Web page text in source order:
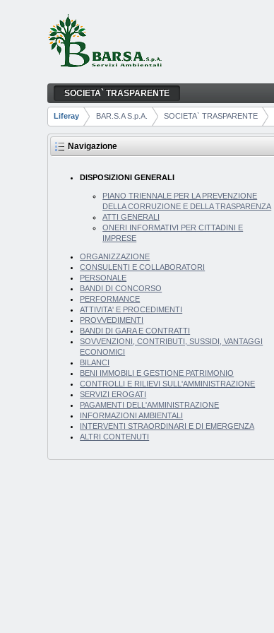
Salta al contenuto
DISPOSIZIONI GENERALI
Navigazione
SOCIETA` TRASPARENTE
Breadcrumb
Liferay BAR.S.A S.p.A. SOCIETA` TRASPARENTE
Navigazione
DISPOSIZIONI GENERALI
PIANO TRIENNALE PER LA PREVENZIONE
DELLA CORRUZIONE E DELLA TRASPARENZA
ATTI GENERALI
ONERI INFORMATIVI PER CITTADINI E
IMPRESE
ORGANIZZAZIONE
CONSULENTI E COLLABORATORI
PERSONALE
BANDI DI CONCORSO
PERFORMANCE
ATTIVITA' E PROCEDIMENTI
PROVVEDIMENTI
BANDI DI GARA E CONTRATTI
SOVVENZIONI, CONTRIBUTI, SUSSIDI, VANTAGGI
ECONOMICI
BILANCI
BENI IMMOBILI E GESTIONE PATRIMONIO
CONTROLLI E RILIEVI SULL'AMMINISTRAZIONE
SERVIZI EROGATI
PAGAMENTI DELL'AMMINISTRAZIONE
INFORMAZIONI AMBIENTALI
INTERVENTI STRAORDINARI E DI EMERGENZA
ALTRI CONTENUTI